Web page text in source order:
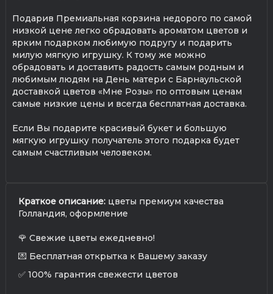
Подарив Премиальная корзина недорого по самой
низкой цене легко обрадовать ароматом цветов и
ярким подарком любимую подругу и подарить
милую мягкую игрушку. К тому же можно
обрадовать и доставить радость самым родным и
любимым людям на День матери с Барнаульской
доставкой цветов «Мне Розы» по оптовым ценам
самые низкие цены и всегда бесплатная доставка.
Если Вы подарите красивый букет и большую
мягкую игрушку получатель этого подарка будет
самым счастливым человеком.
Краткое описание: цветы премиум качества
Голландия, оформление
🌹 Свежие цветы ежедневно!
💌 Бесплатная открытка к Вашему заказу
✅ 100% гарантия свежести цветов